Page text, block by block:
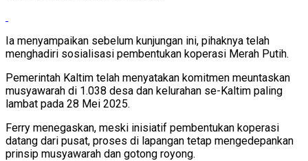
Ia menyampaikan sebelum kunjungan ini, pihaknya telah
menghadiri sosialisasi pembentukan koperasi Merah Putih.
Pemerintah Kaltim telah menyatakan komitmen meuntaskan
musyawarah di 1.038 desa dan kelurahan se-Kaltim paling
lambat pada 28 Mei 2025.
Ferry menegaskan, meski inisiatif pembentukan koperasi
datang dari pusat, proses di lapangan tetap mengedepankan
prinsip musyawarah dan gotong royong.